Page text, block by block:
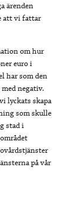
ärenden
att vi fattar
om hur
euro i
har som den
negativ.
lyckats skapa
som skulle
stad i
på vår